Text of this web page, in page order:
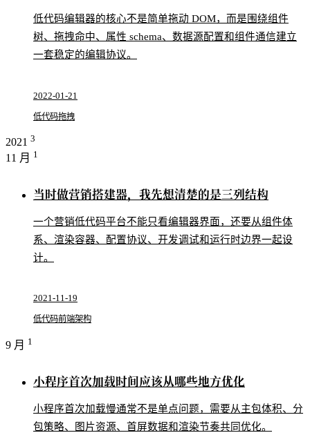
低代码编辑器的核心不是简单拖动 DOM，而是围绕组件
树、拖拽命中、属性 schema、数据源配置和组件通信建立
一套稳定的编辑协议。
2022-01-21
低代码拖拽
2021 3
11 月 1
当时做营销搭建器，我先想清楚的是三列结构
一个营销低代码平台不能只看编辑器界面，还要从组件体
系、渲染容器、配置协议、开发调试和运行时边界一起设
计。
2021-11-19
低代码前端架构
9 月 1
小程序首次加载时间应该从哪些地方优化
小程序首次加载慢通常不是单点问题，需要从主包体积、分
包策略、图片资源、首屏数据和渲染节奏共同优化。